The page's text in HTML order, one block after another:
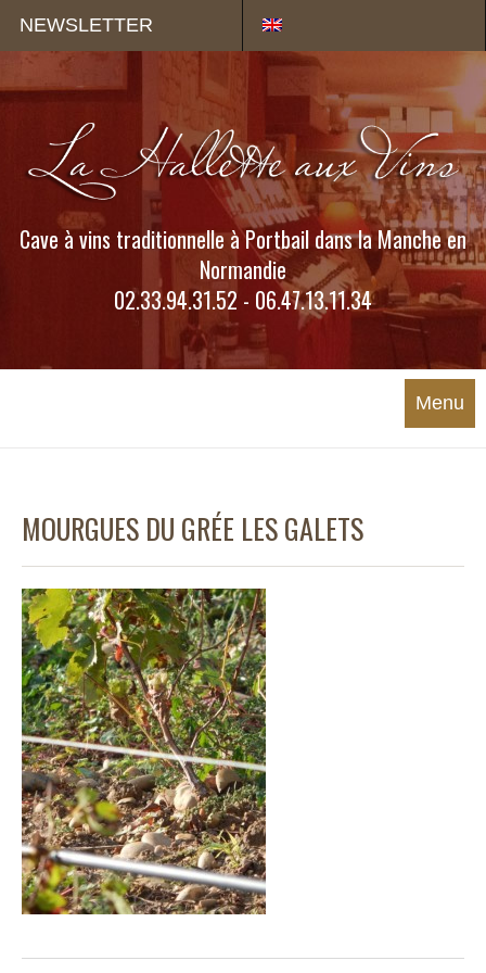
NEWSLETTER
Cave à vins traditionnelle à Portbail dans la Manche en
Normandie
02.33.94.31.52 - 06.47.13.11.34
Menu
MOURGUES DU GRÉE LES GALETS
Panneau de gestion des cookies